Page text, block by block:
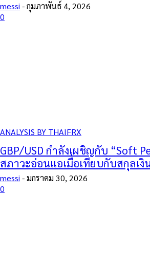
messi -กุมภาพันธ์ 4, 2026
0
ANALYSIS BY THAIFRX
GBP/USD กำลังเผชิญกับ “Soft
สภาวะอ่อนแอเมื่อเทียบกับสกุลเ
messi -มกราคม 30, 2026
0